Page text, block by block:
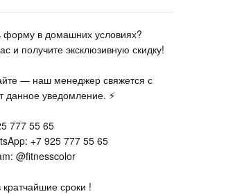
форму в домашних условиях?
и получите эксклюзивную скидку!
— наш менеджер свяжется с
данное уведомление. ⚡
777 55 65
+7 925 777 55 65
@fitnesscolor
сроки !